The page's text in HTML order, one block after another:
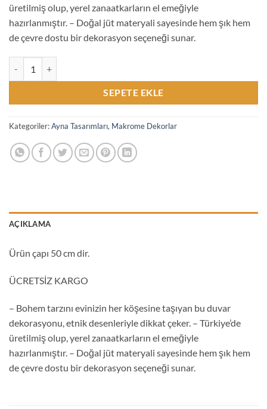
üretilmiş olup, yerel zanaatkarların el emeğiyle
hazırlanmıştır. – Doğal jüt materyali sayesinde hem şık hem
de çevre dostu bir dekorasyon seçeneği sunar.
SEPETE EKLE
Kategoriler:Ayna Tasarımları, Makrome Dekorlar
AÇIKLAMA
Ürün çapı 50 cm dir.
ÜCRETSİZ KARGO
– Bohem tarzını evinizin her köşesine taşıyan bu duvar
dekorasyonu, etnik desenleriyle dikkat çeker. – Türkiye’de
üretilmiş olup, yerel zanaatkarların el emeğiyle
hazırlanmıştır. – Doğal jüt materyali sayesinde hem şık hem
de çevre dostu bir dekorasyon seçeneği sunar.